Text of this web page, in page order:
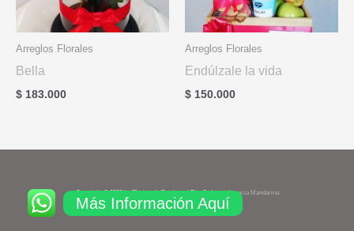
Arreglos Florales
Bella
$ 183.000
Arreglos Florales
Endúlzale la vida
$ 150.000
Copyright © 2026 La Floristería Boutique | Diseñado porAgencia Mandarina
Más Información Aquí